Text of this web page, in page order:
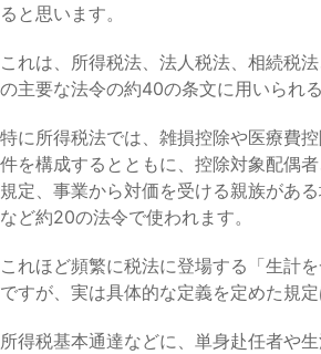
ると思います。
これは、所得税法、法人税法、相続税
の主要な法令の約40の条文に用いられる
特に所得税法では、雑損控除や医療費
件を構成するとともに、控除対象配偶
規定、事業から対価を受ける親族があ
など約20の法令で使われます。
これほど頻繁に税法に登場する「生計
ですが、実は具体的な定義を定めた規定
所得税基本通達などに、単身赴任者や